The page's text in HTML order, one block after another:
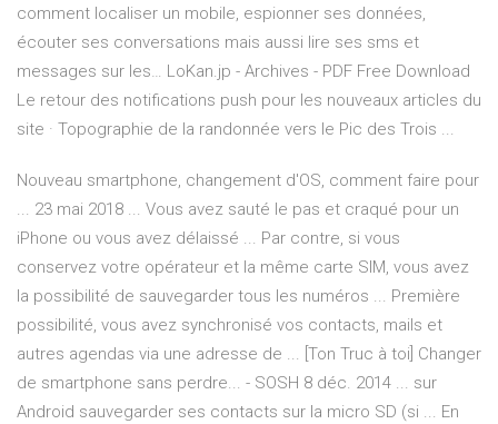
comment localiser un mobile, espionner ses données,
écouter ses conversations mais aussi lire ses sms et
messages sur les… LoKan.jp - Archives - PDF Free Download
Le retour des notifications push pour les nouveaux articles du
site · Topographie de la randonnée vers le Pic des Trois ...
Nouveau smartphone, changement d'OS, comment faire pour
... 23 mai 2018 ... Vous avez sauté le pas et craqué pour un
iPhone ou vous avez délaissé ... Par contre, si vous
conservez votre opérateur et la même carte SIM, vous avez
la possibilité de sauvegarder tous les numéros ... Première
possibilité, vous avez synchronisé vos contacts, mails et
autres agendas via une adresse de ... [Ton Truc à toi] Changer
de smartphone sans perdre... - SOSH 8 déc. 2014 ... sur
Android sauvegarder ses contacts sur la micro SD (si ... En